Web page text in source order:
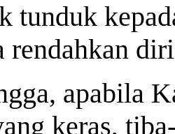
tunduk
rendahkan
apabila
keras,